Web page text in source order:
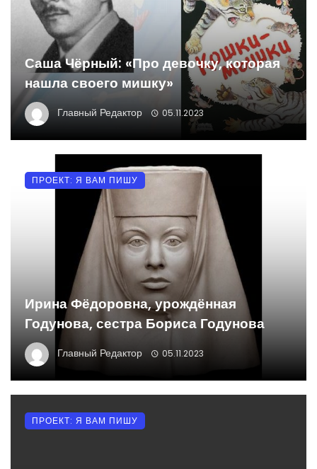
Саша Чёрный: «Про девочку, которая
нашла своего мишку»
Главный Редактор 05.11.2023
Ирина Фёдоровна, урождённая
Годунова, сестра Бориса Годунова
Главный Редактор 05.11.2023
ПРОЕКТ: Я ВАМ ПИШУ
ПРОЕКТ: Я ВАМ ПИШУ